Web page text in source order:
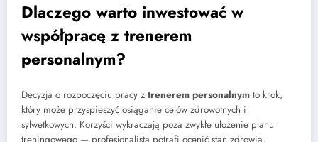
Dlaczego warto inwestować w
współpracę z trenerem
personalnym?
Decyzja o rozpoczęciu pracy z trenerem personalnym to krok,
który może przyspieszyć osiąganie celów zdrowotnych i
sylwetkowych. Korzyści wykraczają poza zwykłe ułożenie planu